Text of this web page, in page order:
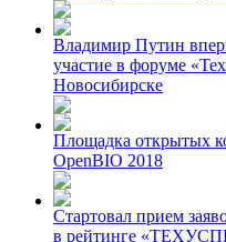
Владимир Путин
участие в форуме
Новосибирске
Площадка открытых
OpenBIO 2018
Стартовал прием
в рейтинге